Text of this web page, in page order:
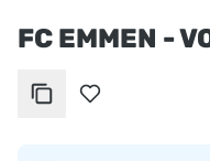
FC EMMEN -